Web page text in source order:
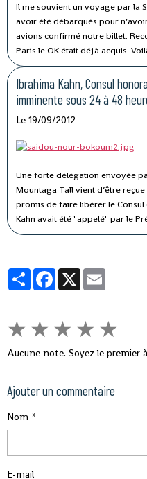
Il me souvient un voyage par la
avoir été débarqués pour
avions confirmé notre billet.
Paris le OK était déjà acquis.
autres formules faux-culs, de
lacourous, alors que nous
place.
Ibrahima Kahn, Consul
imminente sous 24 à 48
Le 19/09/2012
Une forte délégation envoyée
Mountaga Tall vient d’être
promis de faire libérer le Consul
Kahn avait été "appelé" par le
directement à la Présidence par
une des sœurs d’Alpha, Hadja
docteur Bah était en service à
au frais du diplomate qui dure
PartagerFacebook
X
★ ★ ★ ★ ★
Aucune note. Soyez le premier
Ajouter un commentaire
Nom
E-mail